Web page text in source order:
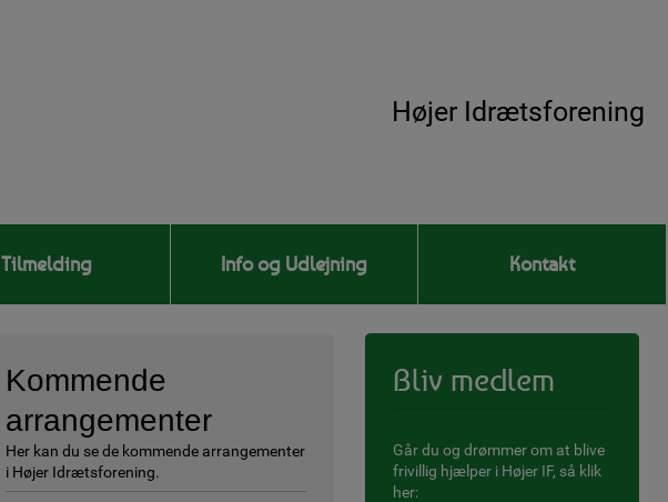
Højer Idrætsforening
Tilmelding Info og Udlejning Kontakt
Kommende
arrangementer
Her kan du se de kommende arrangementer
i Højer Idrætsforening.
Bliv medlem
Går du og drømmer om at blive
frivillig hjælper i Højer IF, så klik
her: